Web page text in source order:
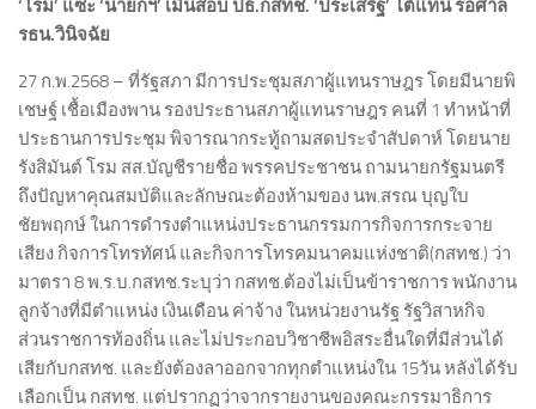
‘โรม’ แซะ ‘นายกฯ’ เมินสอบ ปธ.กสทช. ‘ประเสริฐ’ โต้แทน รอศาล
รธน.วินิจฉัย
27 ก.พ.2568 – ที่รัฐสภา มีการประชุมสภาผู้แทนราษฎร โดยมีนายพิ
เชษฐ์ เชื้อเมืองพาน รองประธานสภาผู้แทนราษฎร คนที่ 1 ทำหน้าที่
ประธานการประชุม พิจารณากระทู้ถามสดประจำสัปดาห์ โดยนาย
รังสิมันต์ โรม สส.บัญชีรายชื่อ พรรคประชาชน ถามนายกรัฐมนตรี
ถึงปัญหาคุณสมบัติและลักษณะต้องห้ามของ นพ.สรณ บุญใบ
ชัยพฤกษ์ ในการดำรงตำแหน่งประธานกรรมการกิจการกระจาย
เสียง กิจการโทรทัศน์ และกิจการโทรคมนาคมแห่งชาติ(กสทช.) ว่า
มาตรา 8 พ.ร.บ.กสทช.ระบุว่า กสทช.ต้องไม่เป็นข้าราชการ พนักงาน
ลูกจ้างที่มีตำแหน่ง เงินเดือน ค่าจ้าง ในหน่วยงานรัฐ รัฐวิสาหกิจ
ส่วนราชการท้องถิ่น และไม่ประกอบวิชาชีพอิสระอื่นใดที่มีส่วนได้
เสียกับกสทช. และยังต้องลาออกจากทุกตำแหน่งใน 15วัน หลังได้รับ
เลือกเป็น กสทช. แต่ปรากฏว่าจากรายงานของคณะกรรมาธิการ